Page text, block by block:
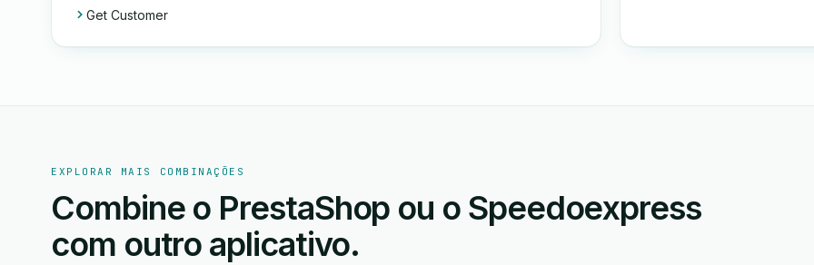
Get Customer
EXPLORAR MAIS COMBINAÇÕES
Combine o PrestaShop ou o Speedoexpress
com outro aplicativo.